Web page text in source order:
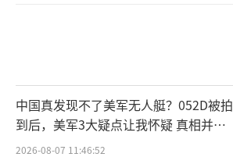
中国真发现不了美军无人艇？052D被拍
到后，美军3大疑点让我怀疑 真相并非
如此
2026-08-07 11:46:52